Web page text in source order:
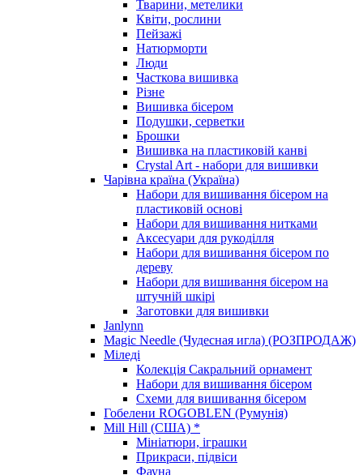
Тварини, метелики
Квіти, рослини
Пейзажі
Натюрморти
Люди
Часткова вишивка
Різне
Вишивка бісером
Подушки, серветки
Брошки
Вишивка на пластиковій канві
Crystal Art - набори для вишивки
Чарівна країна (Україна)
Набори для вишивання бісером на
пластиковій основі
Набори для вишивання нитками
Аксесуари для рукоділля
Набори для вишивання бісером по
дереву
Набори для вишивання бісером на
штучній шкірі
Заготовки для вишивки
Janlynn
Magic Needle (Чудесная игла) (РОЗПРОДАЖ)
Міледі
Колекція Сакральний орнамент
Набори для вишивання бісером
Схеми для вишивання бісером
Гобелени ROGOBLEN (Румунія)
Mill Hill (США) *
Мініатюри, іграшки
Прикраси, підвіси
Фауна